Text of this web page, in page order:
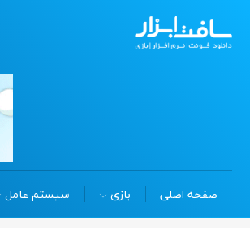
صفحه اصلی بازی سیستم عامل